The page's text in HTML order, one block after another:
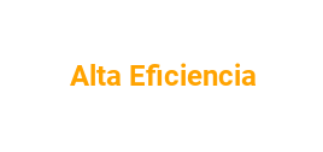
Alta Eficiencia